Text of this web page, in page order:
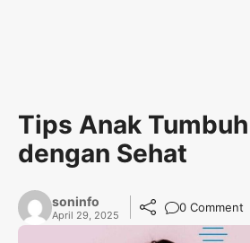
Tips Anak
dengan Sehat
soninfo
April 29, 2025
0 Comment